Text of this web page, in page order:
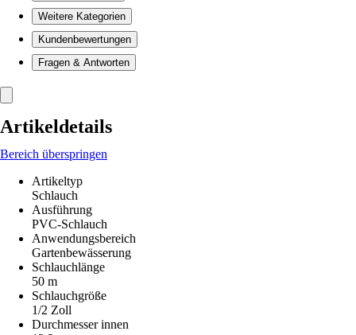
Weitere Kategorien
Kundenbewertungen
Fragen & Antworten
Artikeldetails
Bereich überspringen
Artikeltyp
Schlauch
Ausführung
PVC-Schlauch
Anwendungsbereich
Gartenbewässerung
Schlauchlänge
50 m
Schlauchgröße
1/2 Zoll
Durchmesser innen